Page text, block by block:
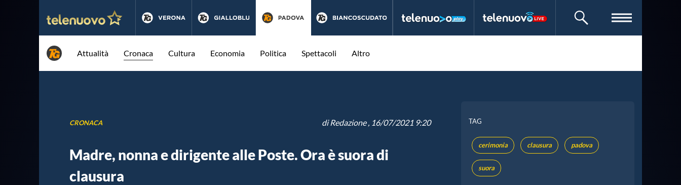
CERCA
Attualità Cronaca Cultura Economia Politica Spettacoli Altro
CRONACA diRedazione, 16/07/2021 9:20
Madre, nonna e dirigente alle Poste. Ora è suora di
clausura
TAG
cerimonia clausura padova
suora